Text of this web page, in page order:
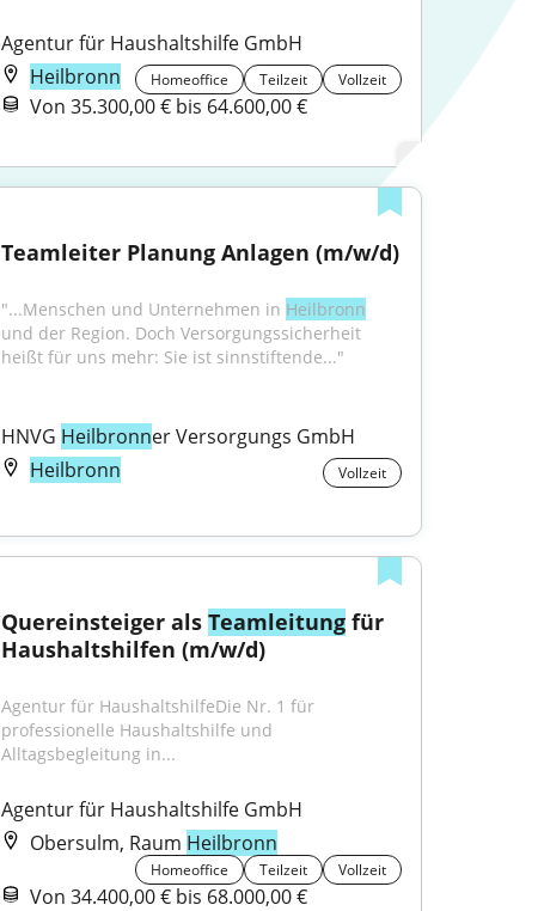
Agentur für Haushaltshilfe GmbH
Heilbronn
Homeoffice Teilzeit Vollzeit
Von 35.300,00 € bis 64.600,00 €
Teamleiter Planung Anlagen (m/w/d)
"...Menschen und Unternehmen in Heilbronn
und der Region. Doch Versorgungssicherheit
heißt für uns mehr: Sie ist sinnstiftende..."
HNVG Heilbronner Versorgungs GmbH
Heilbronn
Vollzeit
Quereinsteiger als Teamleitung für
Haushaltshilfen (m/w/d)
Agentur für HaushaltshilfeDie Nr. 1 für
professionelle Haushaltshilfe und
Alltagsbegleitung in...
Agentur für Haushaltshilfe GmbH
Obersulm, Raum Heilbronn
Homeoffice Teilzeit Vollzeit
Von 34.400,00 € bis 68.000,00 €